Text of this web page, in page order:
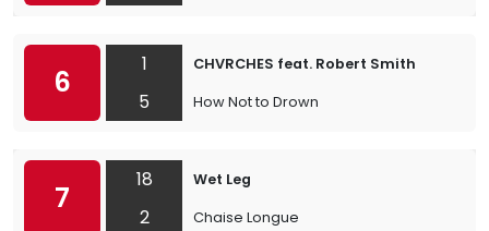
6
1
5
CHVRCHES feat. Robert Smith
How Not to Drown
7
18
2
Wet Leg
Chaise Longue